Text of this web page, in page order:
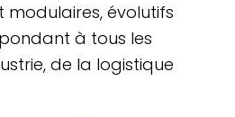
modulaires, évolutifs
à tous les
de la logistique